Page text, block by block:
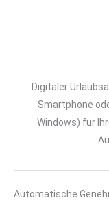
Digitaler
Smartphone
Windows) für
Automatische